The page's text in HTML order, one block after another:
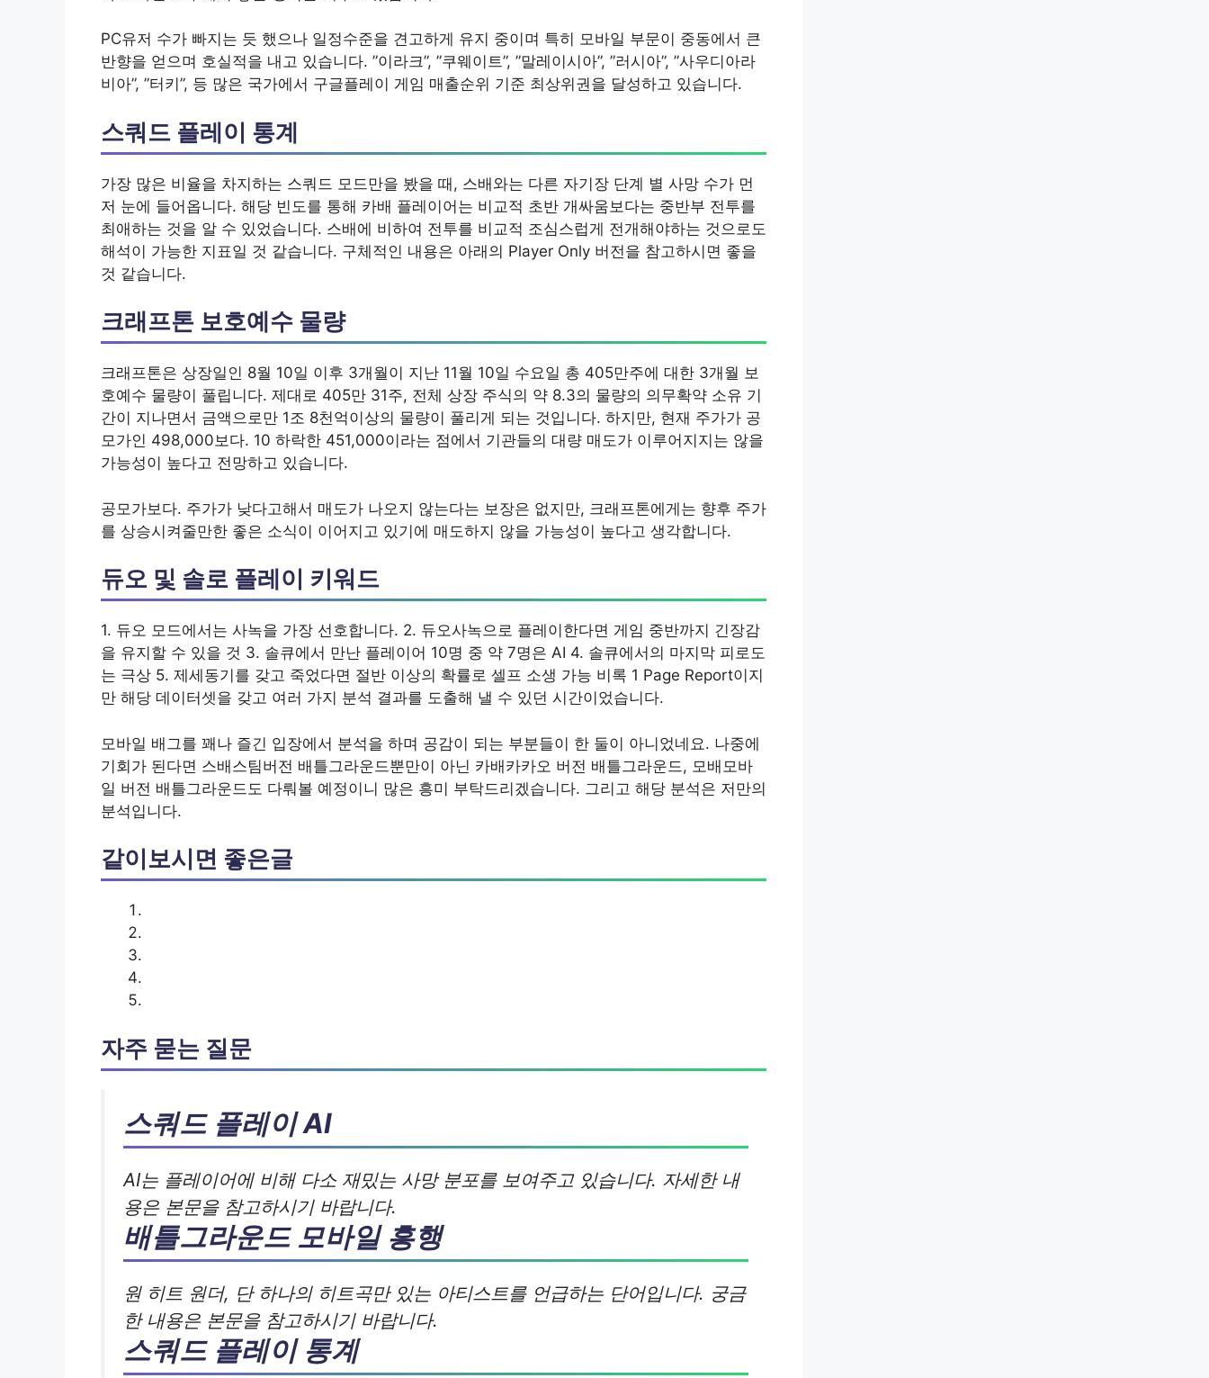
PC유저 수가 빠지는 듯 했으나 일정수준을 견고하게 유지 중이며 특히 모바일 부문이 중동에서 큰
반향을 얻으며 호실적을 내고 있습니다. ”이라크”, ”쿠웨이트”, ”말레이시아”, ”러시아”, ”사우디아라
비아”, ”터키”, 등 많은 국가에서 구글플레이 게임 매출순위 기준 최상위권을 달성하고 있습니다.
스쿼드 플레이 통계
가장 많은 비율을 차지하는 스쿼드 모드만을 봤을 때, 스배와는 다른 자기장 단계 별 사망 수가 먼
저 눈에 들어옵니다. 해당 빈도를 통해 카배 플레이어는 비교적 초반 개싸움보다는 중반부 전투를
최애하는 것을 알 수 있었습니다. 스배에 비하여 전투를 비교적 조심스럽게 전개해야하는 것으로도
해석이 가능한 지표일 것 같습니다. 구체적인 내용은 아래의 Player Only 버전을 참고하시면 좋을
것 같습니다.
크래프톤 보호예수 물량
크래프톤은 상장일인 8월 10일 이후 3개월이 지난 11월 10일 수요일 총 405만주에 대한 3개월 보
호예수 물량이 풀립니다. 제대로 405만 31주, 전체 상장 주식의 약 8.3의 물량의 의무확약 소유 기
간이 지나면서 금액으로만 1조 8천억이상의 물량이 풀리게 되는 것입니다. 하지만, 현재 주가가 공
모가인 498,000보다. 10 하락한 451,000이라는 점에서 기관들의 대량 매도가 이루어지지는 않을
가능성이 높다고 전망하고 있습니다.
공모가보다. 주가가 낮다고해서 매도가 나오지 않는다는 보장은 없지만, 크래프톤에게는 향후 주가
를 상승시켜줄만한 좋은 소식이 이어지고 있기에 매도하지 않을 가능성이 높다고 생각합니다.
듀오 및 솔로 플레이 키워드
1. 듀오 모드에서는 사녹을 가장 선호합니다. 2. 듀오사녹으로 플레이한다면 게임 중반까지 긴장감
을 유지할 수 있을 것 3. 솔큐에서 만난 플레이어 10명 중 약 7명은 AI 4. 솔큐에서의 마지막 피로도
는 극상 5. 제세동기를 갖고 죽었다면 절반 이상의 확률로 셀프 소생 가능 비록 1 Page Report이지
만 해당 데이터셋을 갖고 여러 가지 분석 결과를 도출해 낼 수 있던 시간이었습니다.
모바일 배그를 꽤나 즐긴 입장에서 분석을 하며 공감이 되는 부분들이 한 둘이 아니었네요. 나중에
기회가 된다면 스배스팀버전 배틀그라운드뿐만이 아닌 카배카카오 버전 배틀그라운드, 모배모바
일 버전 배틀그라운드도 다뤄볼 예정이니 많은 흥미 부탁드리겠습니다. 그리고 해당 분석은 저만의
분석입니다.
같이보시면 좋은글
자주 묻는 질문
스쿼드 플레이 AI
AI는 플레이어에 비해 다소 재밌는 사망 분포를 보여주고 있습니다. 자세한 내
용은 본문을 참고하시기 바랍니다.
배틀그라운드 모바일 흥행
원 히트 원더, 단 하나의 히트곡만 있는 아티스트를 언급하는 단어입니다. 궁금
한 내용은 본문을 참고하시기 바랍니다.
스쿼드 플레이 통계